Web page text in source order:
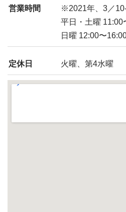
営業時間
※2021年、3／
平日・土曜 11:00
日曜 12:00〜
定休日 火曜、第4水曜